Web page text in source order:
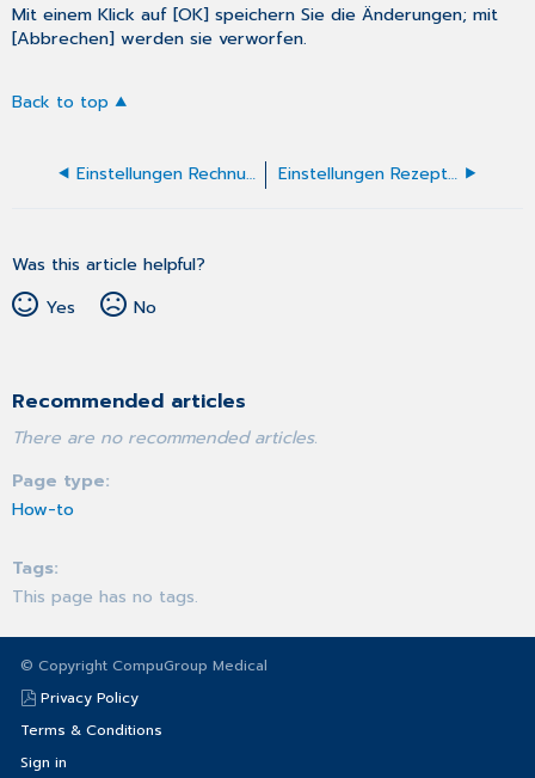
Mit einem Klick auf [OK] speichern Sie die Änderungen; mit
[Abbrechen] werden sie verworfen.
Back to top
Einstellungen Rechnung R1 (F9990) Einstellungen Rezept Allgemein
Was this article helpful?
Yes
No
Recommended articles
There are no recommended articles.
Page type
How-to
Tags
This page has no tags.
© Copyright CompuGroup Medical
Privacy Policy
Terms & Conditions
Sign in